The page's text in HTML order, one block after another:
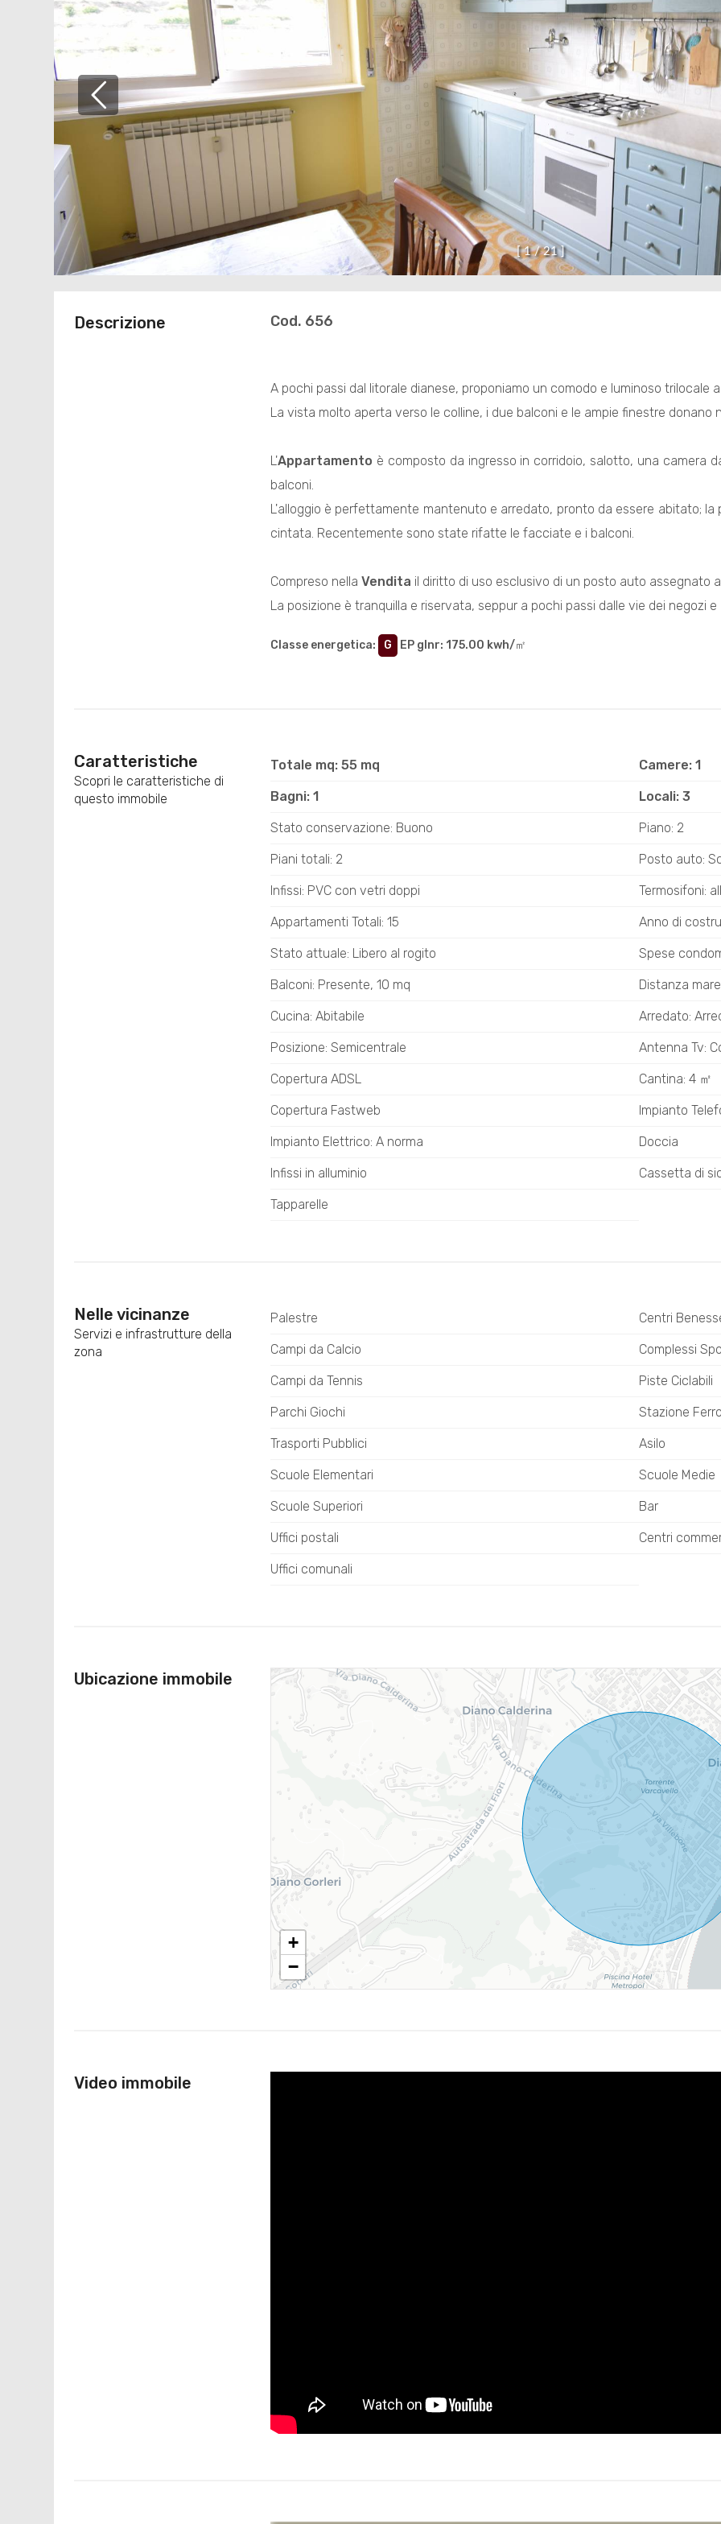
confermo di aver preso visione dell'informativa
[ 1 / 21 ]
Descrizione Cod. 656
A pochi passi dal litorale dianese, proponiamo un comodo e luminoso trilocale
La vista molto aperta verso le colline, i due balconi e le ampie finestre
L'Appartamento è composto da ingresso in corridoio, salotto, una camera
balconi.
L'alloggio è perfettamente mantenuto e arredato, pronto da essere abitato;
cintata. Recentemente sono state rifatte le facciate e i balconi.
Compreso nella Vendita il diritto di uso esclusivo di un posto auto assegnato
La posizione è tranquilla e riservata, seppur a pochi passi dalle vie dei negozi
Classe energetica: G EP glnr: 175.00 kwh/㎡
Caratteristiche
Scopri le caratteristiche di
questo immobile
Totale mq: 55 mq Camere: 1
Bagni: 1 Locali: 3
Stato conservazione: Buono Piano: 2
Piani totali: 2 Posto auto:
Infissi: PVC con vetri doppi Termosifoni:
Appartamenti Totali: 15 Anno di
Stato attuale: Libero al rogito Spese
Balconi: Presente, 10 mq Distanza
Cucina: Abitabile Arredato:
Posizione: Semicentrale Antenna Tv:
Copertura ADSL Cantina: 4 ㎡
Copertura Fastweb Impianto
Impianto Elettrico: A norma Doccia
Infissi in alluminio Cassetta di
Tapparelle
Nelle vicinanze
Servizi e infrastrutture della
zona
Palestre Centri
Campi da Calcio Complessi
Campi da Tennis Piste Ciclabili
Parchi Giochi Stazione
Trasporti Pubblici Asilo
Scuole Elementari Scuole Medie
Scuole Superiori Bar
Uffici postali Centri
Uffici comunali
Ubicazione immobile
+
−
Video immobile